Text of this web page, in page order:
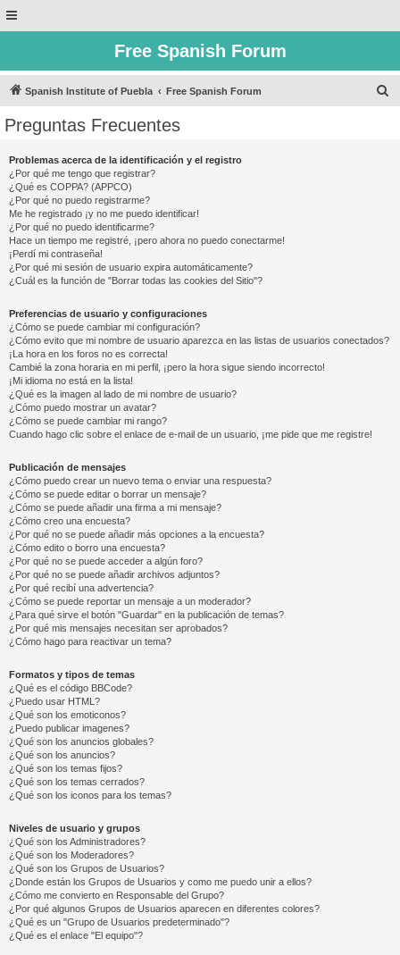
Free Spanish Forum
Spanish Institute of Puebla Free Spanish Forum
Preguntas Frecuentes
Problemas acerca de la identificación y el registro
¿Por qué me tengo que registrar?
¿Qué es COPPA? (APPCO)
¿Por qué no puedo registrarme?
Me he registrado ¡y no me puedo identificar!
¿Por qué no puedo identificarme?
Hace un tiempo me registré, ¡pero ahora no puedo conectarme!
¡Perdí mi contraseña!
¿Por qué mi sesión de usuario expira automáticamente?
¿Cuál es la función de "Borrar todas las cookies del Sitio"?
Preferencias de usuario y configuraciones
¿Cómo se puede cambiar mi configuración?
¿Cómo evito que mi nombre de usuario aparezca en las listas de usuarios conectados?
¡La hora en los foros no es correcta!
Cambié la zona horaria en mi perfil, ¡pero la hora sigue siendo incorrecto!
¡Mi idioma no está en la lista!
¿Qué es la imagen al lado de mi nombre de usuario?
¿Cómo puedo mostrar un avatar?
¿Cómo se puede cambiar mi rango?
Cuando hago clic sobre el enlace de e-mail de un usuario, ¡me pide que me registre!
Publicación de mensajes
¿Cómo puedo crear un nuevo tema o enviar una respuesta?
¿Cómo se puede editar o borrar un mensaje?
¿Cómo se puede añadir una firma a mi mensaje?
¿Cómo creo una encuesta?
¿Por qué no se puede añadir más opciones a la encuesta?
¿Cómo edito o borro una encuesta?
¿Por qué no se puede acceder a algún foro?
¿Por qué no se puede añadir archivos adjuntos?
¿Por qué recibí una advertencia?
¿Cómo se puede reportar un mensaje a un moderador?
¿Para qué sirve el botón "Guardar" en la publicación de temas?
¿Por qué mis mensajes necesitan ser aprobados?
¿Cómo hago para reactivar un tema?
Formatos y tipos de temas
¿Qué es el código BBCode?
¿Puedo usar HTML?
¿Qué son los emoticonos?
¿Puedo publicar imagenes?
¿Qué son los anuncios globales?
¿Qué son los anuncios?
¿Qué son los temas fijos?
¿Qué son los temas cerrados?
¿Qué son los iconos para los temas?
Niveles de usuario y grupos
¿Qué son los Administradores?
¿Qué son los Moderadores?
¿Qué son los Grupos de Usuarios?
¿Donde están los Grupos de Usuarios y como me puedo unir a ellos?
¿Cómo me convierto en Responsable del Grupo?
¿Por qué algunos Grupos de Usuarios aparecen en diferentes colores?
¿Qué es un "Grupo de Usuarios predeterminado"?
¿Qué es el enlace "El equipo"?